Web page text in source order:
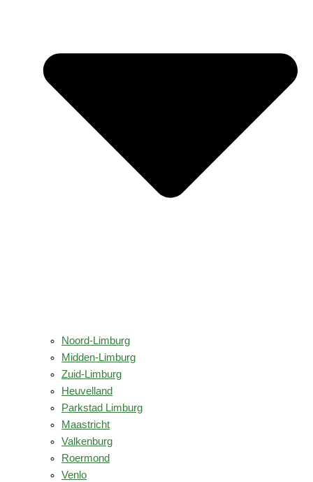
Noord-Limburg
Midden-Limburg
Zuid-Limburg
Heuvelland
Parkstad Limburg
Maastricht
Valkenburg
Roermond
Venlo